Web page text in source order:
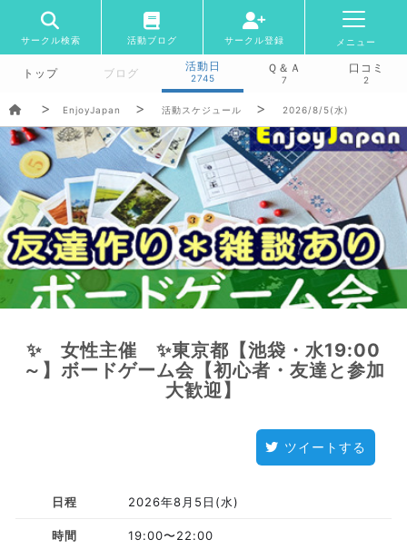
サークル検索 活動ブログ サークル登録 メニュー
トップ ブログ
活動日
2745
Ｑ＆Ａ
7
口コミ
2
EnjoyJapan 活動スケジュール 2026/8/5(水)
✨ 女性主催 ✨東京都【池袋・水19:00
～】ボードゲーム会【初心者・友達と参加
大歓迎】
ツイートする
日程 2026年8月5日(水)
時間 19:00〜22:00